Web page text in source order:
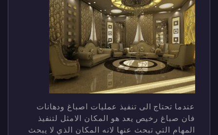
عندما تحتاج الى تنفيذ عمليات اصباغ ودهانات
فان صباغ رخيص يعد هو المكان الامثل لتنفيذ
المهام التي تبحث عنها لانه المكان الذي لا يبحث